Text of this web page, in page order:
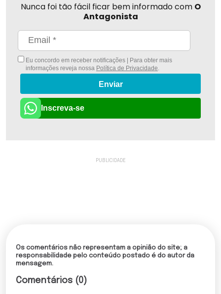
Nunca foi tão fácil ficar bem informado com O
Antagonista
Eu concordo em receber notificações | Para obter mais
informações reveja nossa Política de Privacidade
Enviar
Inscreva-se
Os comentários não representam a opinião do site; a
responsabilidade pelo conteúdo postado é do autor da
mensagem.
Comentários (0)